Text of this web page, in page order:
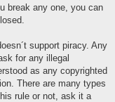
break any one, you can
support piracy. Any
for any illegal
as any copyrighted
There are many types
rule or not, ask it a